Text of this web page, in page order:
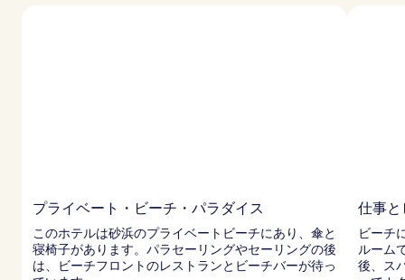
プライベート・ビーチ・パラダイス
このホテルは砂浜のプライベートビーチにあり、傘と
寝椅子があります。パラセーリングやセーリングの後
は、ビーチフロントのレストランとビーチバーが待っ
仕事と
ビーチ
ルーム
後、ス